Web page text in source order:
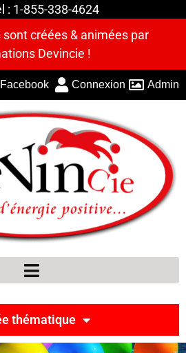
: 1-855-338-4624
créées & animées par
Devincie !
Facebook Connexion Admin
thématique